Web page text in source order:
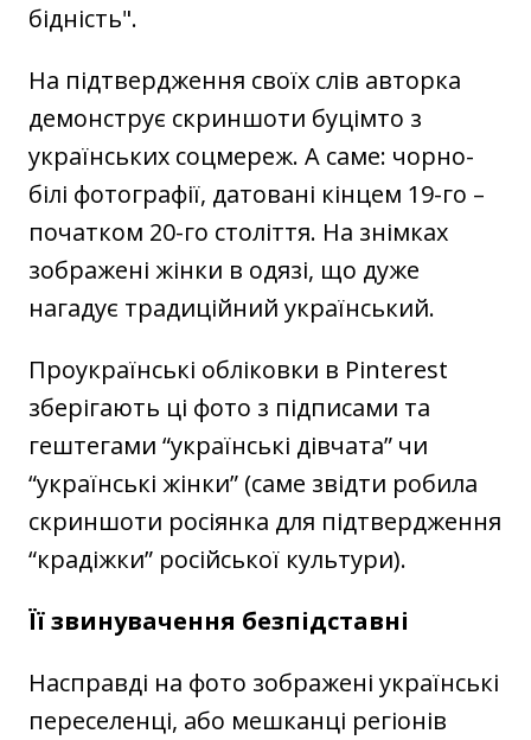
бідність".
На підтвердження своїх слів авторка
демонструє скриншоти буцімто з
українських соцмереж. А саме: чорно-
білі фотографії, датовані кінцем 19-го –
початком 20-го століття. На знімках
зображені жінки в одязі, що дуже
нагадує традиційний український.
Проукраїнські обліковки в Pinterest
зберігають ці фото з підписами та
гештегами “українські дівчата” чи
“українські жінки” (саме звідти робила
скриншоти росіянка для підтвердження
“крадіжки” російської культури).
Її звинувачення безпідставні
Насправді на фото зображені українські
переселенці, або мешканці регіонів